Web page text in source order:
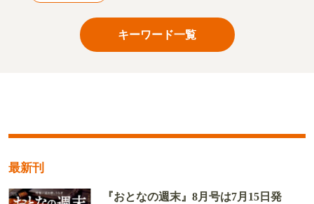
キーワード一覧
最新刊
『おとなの週末』8月号は7月15日発